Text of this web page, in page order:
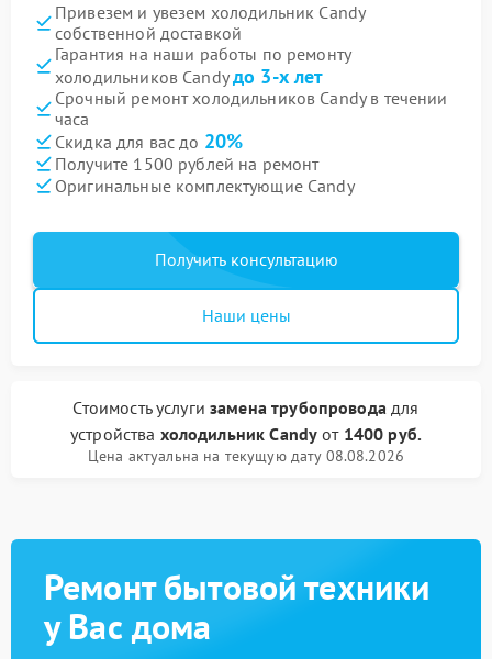
Привезем и увезем холодильник Candy
собственной доставкой
Гарантия на наши работы по ремонту
холодильников Candyдо 3-х лет
Срочный ремонт холодильников Candy в течении
часа
Скидка для вас до 20%
Получите 1500 рублей на ремонт
Оригинальные комплектующие Candy
Получить консультацию
Наши цены
Стоимость услугизамена трубопроводадля
устройства холодильник Candy от 1400 руб.
Цена актуальна на текущую дату 08.08.2026
Ремонт бытовой техники
у Вас дома